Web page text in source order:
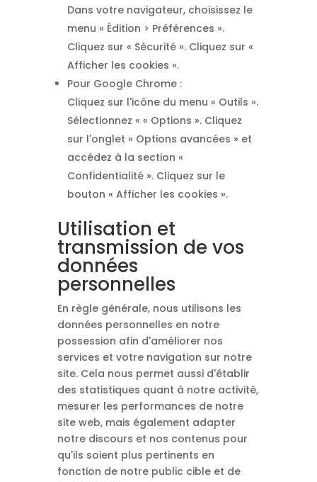
Dans votre navigateur, choisissez le
menu « Édition > Préférences ».
Cliquez sur « Sécurité ». Cliquez sur «
Afficher les cookies ».
Pour Google Chrome :
Cliquez sur l'icône du menu « Outils ».
Sélectionnez « « Options ». Cliquez
sur l'onglet « Options avancées » et
accédez à la section «
Confidentialité ». Cliquez sur le
bouton « Afficher les cookies ».
Utilisation et
transmission de vos
données
personnelles
En règle générale, nous utilisons les
données personnelles en notre
possession afin d'améliorer nos
services et votre navigation sur notre
site. Cela nous permet aussi d'établir
des statistiques quant à notre activité,
mesurer les performances de notre
site web, mais également adapter
notre discours et nos contenus pour
qu'ils soient plus pertinents en
fonction de notre public cible et de